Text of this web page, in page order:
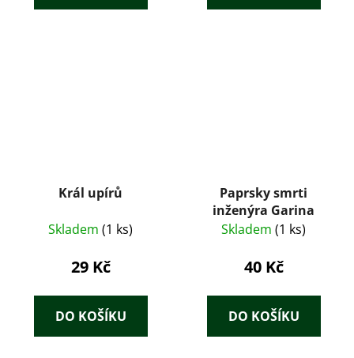
Král upírů
Skladem (1 ks)
29 Kč
DO KOŠÍKU
Paprsky smrti
inženýra Garina
Skladem (1 ks)
40 Kč
DO KOŠÍKU